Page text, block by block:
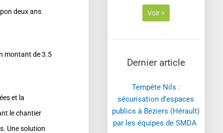
deux ans
montant de 3.5
et la
le chantier
Une solution
Voir >
Dernier article
Tempête Nils :
sécurisation d’espaces
publics à Béziers (Hérault)
par les équipes de SMDA ​